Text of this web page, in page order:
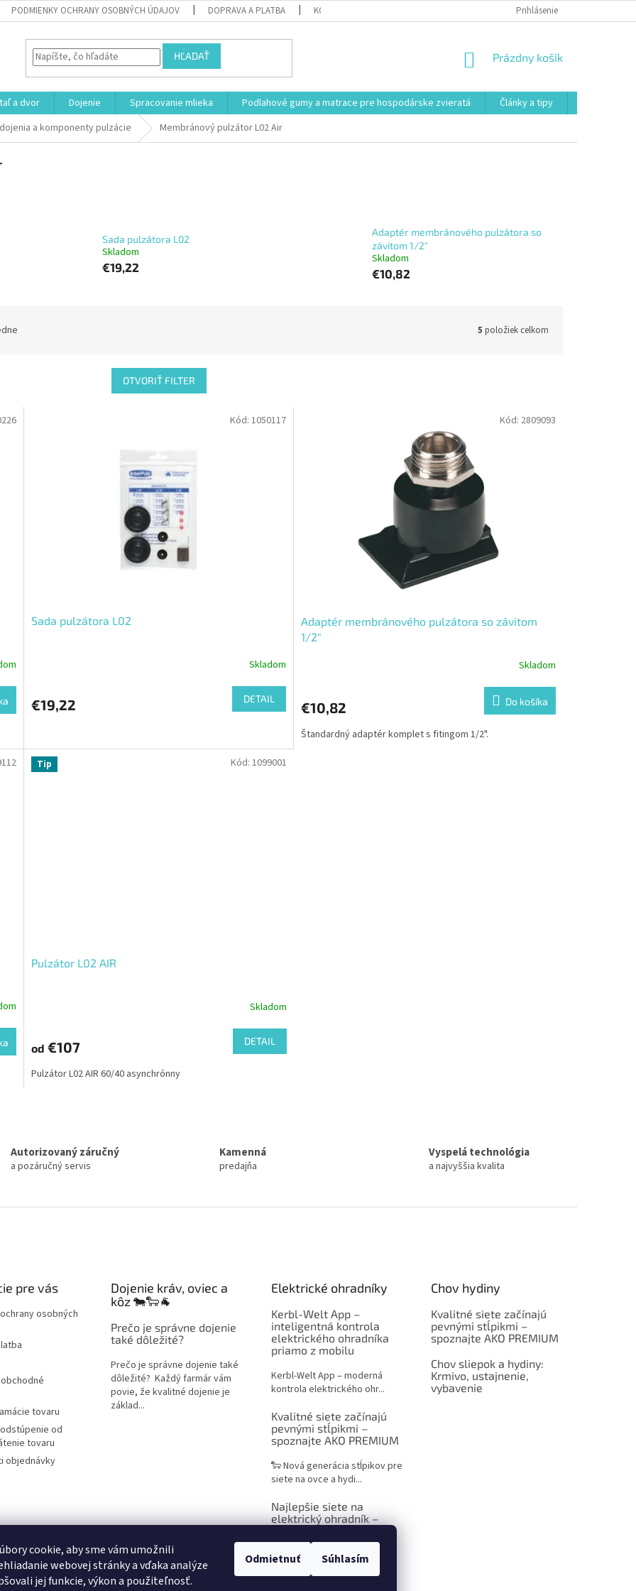
cookie, aby sme vám umožnili
webovej stránky a vďaka analýze
jej funkcie, výkon a použiteľnosť.
Odmietnuť Súhlasím
PODMIENKY OCHRANY OSOBNÝCH ÚDAJOV DOPRAVA A PLATBA KONTAKT VŠEOBECNÉ OBCHODNÉ PODMIENKY POSTUP
Prihlásenie
HĽADAŤ
NÁKUPNÝ
Prázdny košík
a dvor Dojenie Spracovanie mlieka Podlahové gumy a matrace pre hospodárske zvieratá Články a tipy
a komponenty pulzácie Membránový pulzátor L02 Air
Sada pulzátora L02
Skladom
€19,22
Adaptér membránového pulzátora so
závitom 1/2"
Skladom
€10,82
5 položiek celkom
OTVORIŤ FILTER
Sada pulzátora L02
Skladom
€19,22 DETAIL
Kód: 1050117
Adaptér membránového pulzátora so závitom
1/2"
Skladom
€10,82 Do košíka
Štandardný adaptér komplet s fitingom 1/2".
Kód: 2809093
Tip
Pulzátor L02 AIR
Skladom
od €107 DETAIL
Pulzátor L02 AIR 60/40 asynchrónny
Kód: 1099001
y
v
ý
p
i
u
Autorizovaný záručný
a pozáručný servis
Kamenná
predajňa
Vyspelá technológia
a najvyššia kvalita
pre vás
osobných
tovaru
od
tovaru
objednávky
Dojenie kráv, oviec a
kôz 🐄🐑🐐
Prečo je správne dojenie
také dôležité?
Prečo je správne dojenie také
dôležité? Každý farmár vám
povie, že kvalitné dojenie je
základ...
Elektrické ohradníky
Kerbl-Welt App –
inteligentná kontrola
elektrického ohradníka
priamo z mobilu
Kerbl-Welt App – moderná
kontrola elektrického ohr...
Kvalitné siete začínajú
pevnými stĺpikmi –
spoznajte AKO PREMIUM
🐑 Nová generácia stĺpikov pre
siete na ovce a hydi...
Najlepšie siete na
elektrický ohradník –
praktický sprievodca pre
chovateľov
Chov hydiny
Kvalitné siete začínajú
pevnými stĺpikmi –
spoznajte AKO PREMIUM
Chov sliepok a hydiny:
Krmivo, ustajnenie,
vybavenie